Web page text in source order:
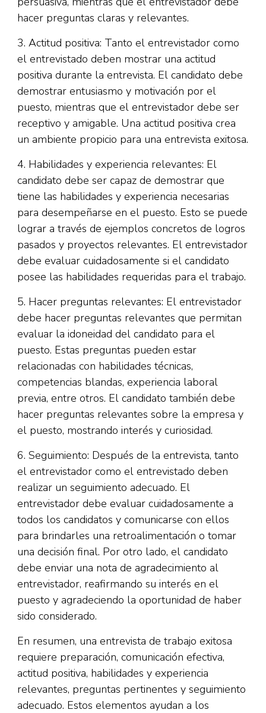
hacer preguntas claras y relevantes.
3. Actitud positiva: Tanto el entrevistador como
el entrevistado deben mostrar una actitud
positiva durante la entrevista. El candidato debe
demostrar entusiasmo y motivación por el
puesto, mientras que el entrevistador debe ser
receptivo y amigable. Una actitud positiva crea
un ambiente propicio para una entrevista exitosa.
4. Habilidades y experiencia relevantes: El
candidato debe ser capaz de demostrar que
tiene las habilidades y experiencia necesarias
para desempeñarse en el puesto. Esto se puede
lograr a través de ejemplos concretos de logros
pasados ​​y proyectos relevantes. El entrevistador
debe evaluar cuidadosamente si el candidato
posee las habilidades requeridas para el trabajo.
5. Hacer preguntas relevantes: El entrevistador
debe hacer preguntas relevantes que permitan
evaluar la idoneidad del candidato para el
puesto. Estas preguntas pueden estar
relacionadas con habilidades técnicas,
competencias blandas, experiencia laboral
previa, entre otros. El candidato también debe
hacer preguntas relevantes sobre la empresa y
el puesto, mostrando interés y curiosidad.
6. Seguimiento: Después de la entrevista, tanto
el entrevistador como el entrevistado deben
realizar un seguimiento adecuado. El
entrevistador debe evaluar cuidadosamente a
todos los candidatos y comunicarse con ellos
para brindarles una retroalimentación o tomar
una decisión final. Por otro lado, el candidato
debe enviar una nota de agradecimiento al
entrevistador, reafirmando su interés en el
puesto y agradeciendo la oportunidad de haber
sido considerado.
En resumen, una entrevista de trabajo exitosa
requiere preparación, comunicación efectiva,
actitud positiva, habilidades y experiencia
relevantes, preguntas pertinentes y seguimiento
adecuado. Estos elementos ayudan a los